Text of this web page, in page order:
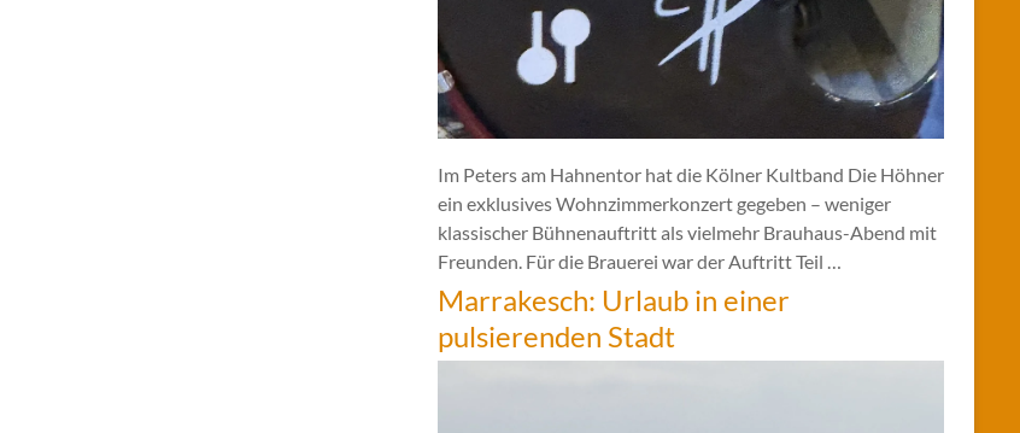
Im Peters am Hahnentor hat die Kölner Kultband Die Höhner
ein exklusives Wohnzimmerkonzert gegeben – weniger
klassischer Bühnenauftritt als vielmehr Brauhaus-Abend mit
Freunden. Für die Brauerei war der Auftritt Teil …
Marrakesch: Urlaub in einer
pulsierenden Stadt